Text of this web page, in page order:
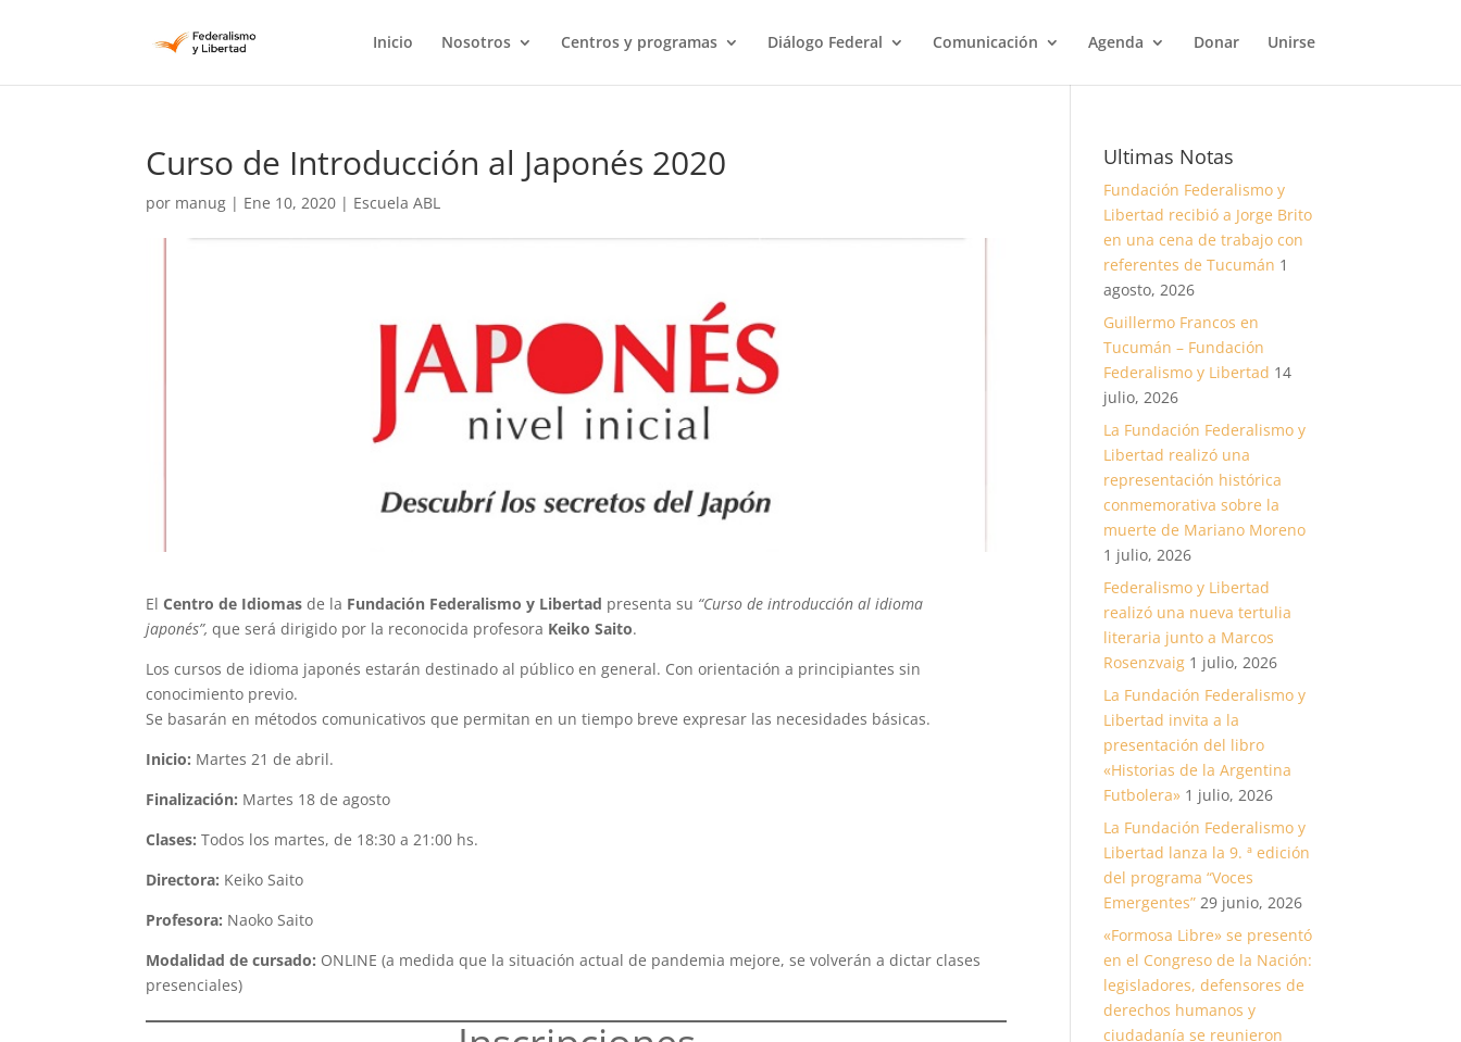
Inicio Nosotros Centros y programas Diálogo Federal Comunicación Agenda Donar Unirse
Curso de Introducción al Japonés 2020
por manug | Ene 10, 2020 | Escuela ABL
ElCentro de Idiomas de la Fundación Federalismo y Libertad presenta su “Curso de introducción al idioma
japonés”, que será dirigido por la reconocida profesora Keiko Saito.
Los cursos de idioma japonés estarán destinado al público en general. Con orientación a principiantes sin
conocimiento previo.
Se basarán en métodos comunicativos que permitan en un tiempo breve expresar las necesidades básicas.
Inicio: Martes 21 de abril.
Finalización: Martes 18 de agosto
Clases: Todos los martes, de 18:30 a 21:00 hs.
Directora: Keiko Saito
Profesora: Naoko Saito
Modalidad de cursado: ONLINE (a medida que la situación actual de pandemia mejore, se volverán a dictar clases
presenciales)
Ultimas Notas
Fundación Federalismo y
Libertad recibió a Jorge Brito
en una cena de trabajo con
referentes de Tucumán 1
agosto, 2026
Guillermo Francos en
Tucumán – Fundación
Federalismo y Libertad 14
julio, 2026
La Fundación Federalismo y
Libertad realizó una
representación histórica
conmemorativa sobre la
muerte de Mariano Moreno
1 julio, 2026
Federalismo y Libertad
realizó una nueva tertulia
literaria junto a Marcos
Rosenzvaig 1 julio, 2026
La Fundación Federalismo y
Libertad invita a la
presentación del libro
«Historias de la Argentina
Futbolera» 1 julio, 2026
La Fundación Federalismo y
Libertad lanza la 9. ª edición
del programa “Voces
Emergentes” 29 junio, 2026
«Formosa Libre» se presentó
en el Congreso de la Nación:
legisladores, defensores de
derechos humanos y
ciudadanía se reunieron